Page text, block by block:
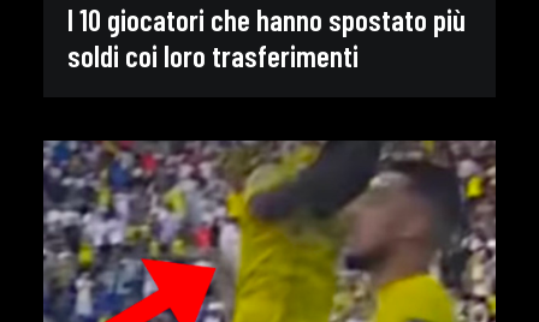
I 10 giocatori che hanno spostato più
soldi coi loro trasferimenti